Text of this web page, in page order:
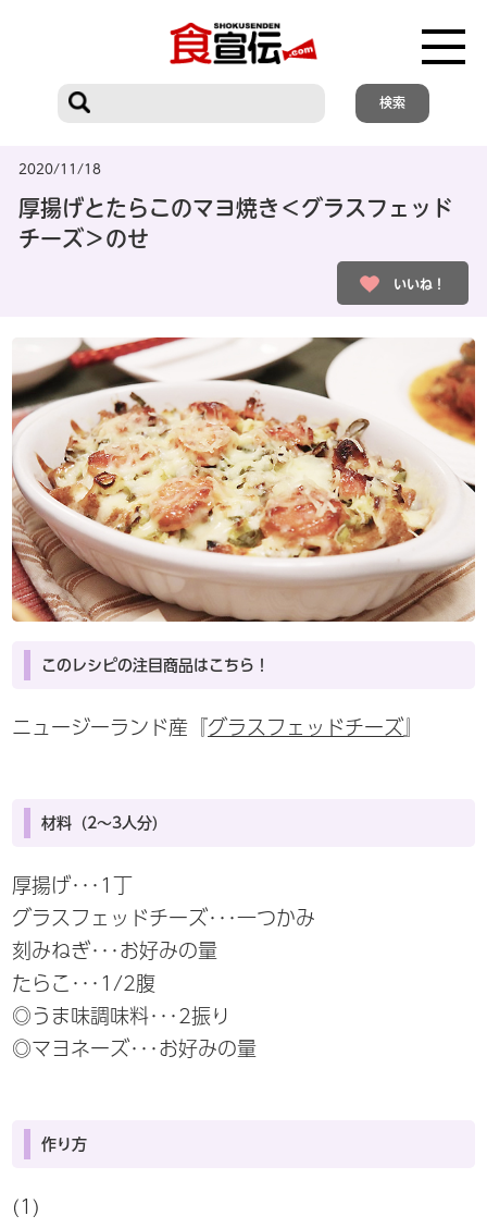
2020/11/18
厚揚げとたらこのマヨ焼き＜グラスフェッド
チーズ＞のせ
いいね！
このレシピの注目商品はこちら！
ニュージーランド産『 グラスフェッドチーズ
材料（2～3人分）
厚揚げ･･･1丁
グラスフェッドチーズ･･･一つかみ
刻みねぎ･･･お好みの量
たらこ･･･1/2腹
◎うま味調味料･･･2振り
◎マヨネーズ･･･お好みの量
作り方
(1)